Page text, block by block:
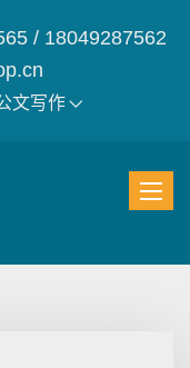
/ 18049287562
文写作